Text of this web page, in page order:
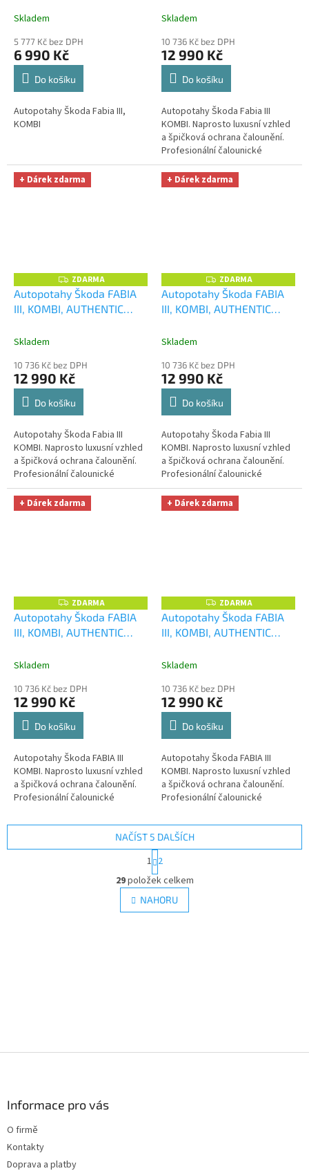
OPTIMÁL utěrka na auto i
zdarma v hodnotě 329,-Kč
Skladem
5 777 Kč bez DPH
6 990 Kč
Do košíku
Autopotahy Škoda Fabia III,
KOMBI
OPTIMÁL utěrka na auto i
zdarma v hodnotě 329,-Kč
Skladem
10 736 Kč bez DPH
12 990 Kč
Do košíku
Autopotahy Škoda Fabia III
KOMBI. Naprosto luxusní vzhled
a špičková ochrana čalounění.
Profesionální čalounické
zpracování. Automobilová
syntetická kůže - ne koženka !!!
+ Dárek zdarma
Z
D
A
R
ZDARMA
Autopotahy Škoda FABIA
III, KOMBI, AUTHENTIC
OPTIMÁL utěrka na auto i
zdarma v hodnotě 329,-Kč
Skladem
10 736 Kč bez DPH
12 990 Kč
Do košíku
Autopotahy Škoda Fabia III
KOMBI. Naprosto luxusní vzhled
a špičková ochrana čalounění.
Profesionální čalounické
zpracování. Automobilová
syntetická kůže - ne koženka !!!
+ Dárek zdarma
Z
D
A
R
ZDARMA
Autopotahy Škoda FABIA
III, KOMBI, AUTHENTIC
OPTIMÁL utěrka na auto i
zdarma v hodnotě 329,-Kč
Skladem
10 736 Kč bez DPH
12 990 Kč
Do košíku
Autopotahy Škoda Fabia III
KOMBI. Naprosto luxusní vzhled
a špičková ochrana čalounění.
Profesionální čalounické
zpracování. Automobilová
syntetická kůže - ne koženka !!!
+ Dárek zdarma
Z
D
A
R
ZDARMA
Autopotahy Škoda FABIA
III, KOMBI, AUTHENTIC
utěrka na auto i úklid
hodnotě 329,-Kč
Skladem
10 736 Kč bez DPH
12 990 Kč
Do košíku
Autopotahy Škoda FABIA III
KOMBI. Naprosto luxusní vzhled
a špičková ochrana čalounění.
Profesionální čalounické
syntetická kůže a alcantara -
+ Dárek zdarma
Z
D
A
R
ZDARMA
Autopotahy Škoda FABIA
III, KOMBI, AUTHENTIC
OPTIMÁL utěrka na auto i
zdarma v hodnotě 329,-Kč
Skladem
10 736 Kč bez DPH
12 990 Kč
Do košíku
Autopotahy Škoda FABIA III
KOMBI. Naprosto luxusní vzhled
a špičková ochrana čalounění.
Profesionální čalounické
syntetická kůže a alcantara -
ne...
O
v
l
á
ý
NAČÍST 5 DALŠÍCH
S
t
r
á
n
k
1 2
29položek celkem
NAHORU
Informace pro vás
O firmě
Kontakty
Doprava a platby